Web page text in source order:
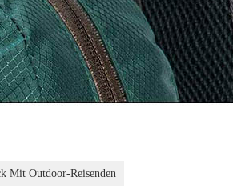
Mit Outdoor-Reisenden